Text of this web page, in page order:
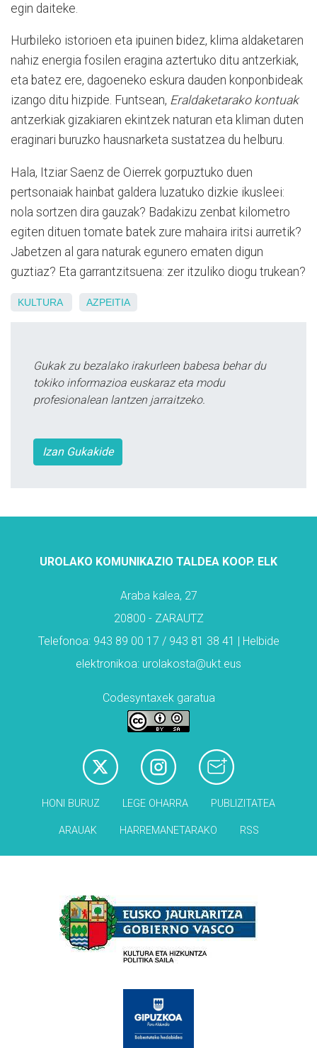
egin daiteke.
Hurbileko istorioen eta ipuinen bidez, klima aldaketaren
nahiz energia fosilen eragina aztertuko ditu antzerkiak,
eta batez ere, dagoeneko eskura dauden konponbideak
izango ditu hizpide. Funtsean, Eraldaketarako kontuak
antzerkiak gizakiaren ekintzek naturan eta kliman duten
eraginari buruzko hausnarketa sustatzea du helburu.
Hala, Itziar Saenz de Oierrek gorpuztuko duen
pertsonaiak hainbat galdera luzatuko dizkie ikusleei:
nola sortzen dira gauzak? Badakizu zenbat kilometro
egiten dituen tomate batek zure mahaira iritsi aurretik?
Jabetzen al gara naturak egunero ematen digun
guztiaz? Eta garrantzitsuena: zer itzuliko diogu trukean?
KULTURA AZPEITIA
Gukak zu bezalako irakurleen babesa behar du
tokiko informazioa euskaraz eta modu
profesionalean lantzen jarraitzeko.
Izan Gukakide
UROLAKO KOMUNIKAZIO TALDEA KOOP. ELK
Araba kalea, 27
20800 - ZARAUTZ
Telefonoa: 943 89 00 17 / 943 81 38 41 | Helbide
elektronikoa: urolakosta@ukt.eus
Codesyntaxek garatua
HONI BURUZ LEGE OHARRA PUBLIZITATEA
ARAUAK HARREMANETARAKO RSS